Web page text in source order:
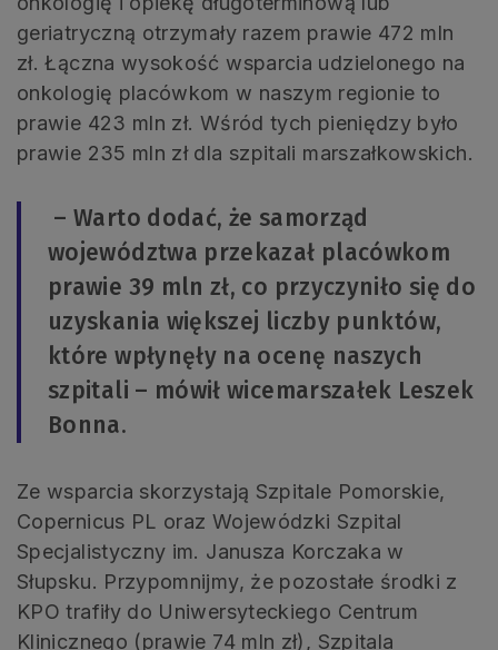
geriatryczną otrzymały razem prawie 472 mln
zł. Łączna wysokość wsparcia udzielonego na
onkologię placówkom w naszym regionie to
prawie 423 mln zł. Wśród tych pieniędzy było
prawie 235 mln zł dla szpitali marszałkowskich.
– Warto dodać, że samorząd
województwa przekazał placówkom
prawie 39 mln zł, co przyczyniło się do
uzyskania większej liczby punktów,
które wpłynęły na ocenę naszych
szpitali – mówił wicemarszałek Leszek
Bonna.
Ze wsparcia skorzystają Szpitale Pomorskie,
Copernicus PL oraz Wojewódzki Szpital
Specjalistyczny im. Janusza Korczaka w
Słupsku. Przypomnijmy, że pozostałe środki z
KPO trafiły do Uniwersyteckiego Centrum
Klinicznego (prawie 74 mln zł), Szpitala